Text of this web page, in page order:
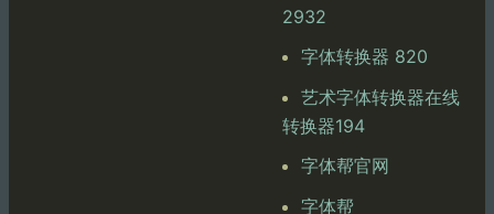
2932
字体转换器 820
艺术字体转换器在线
转换器194
字体帮官网
字体帮